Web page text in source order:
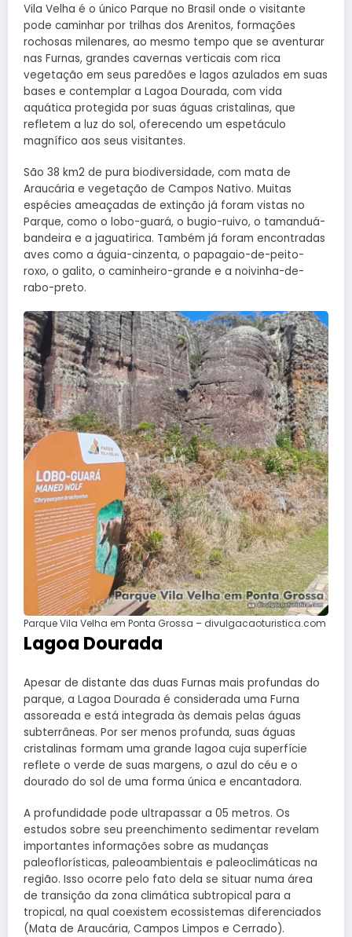
Vila Velha é o único Parque no Brasil onde o visitante
pode caminhar por trilhas dos Arenitos, formações
rochosas milenares, ao mesmo tempo que se aventurar
nas Furnas, grandes cavernas verticais com rica
vegetação em seus paredões e lagos azulados em suas
bases e contemplar a Lagoa Dourada, com vida
aquática protegida por suas águas cristalinas, que
refletem a luz do sol, oferecendo um espetáculo
magnífico aos seus visitantes.
São 38 km2 de pura biodiversidade, com mata de
Araucária e vegetação de Campos Nativo. Muitas
espécies ameaçadas de extinção já foram vistas no
Parque, como o lobo-guará, o bugio-ruivo, o tamanduá-
bandeira e a jaguatirica. Também já foram encontradas
aves como a águia-cinzenta, o papagaio-de-peito-
roxo, o galito, o caminheiro-grande e a noivinha-de-
rabo-preto.
Parque Vila Velha em Ponta Grossa – divulgacaoturistica.com
Lagoa Dourada
Apesar de distante das duas Furnas mais profundas do
parque, a Lagoa Dourada é considerada uma Furna
assoreada e está integrada às demais pelas águas
subterrâneas. Por ser menos profunda, suas águas
cristalinas formam uma grande lagoa cuja superfície
reflete o verde de suas margens, o azul do céu e o
dourado do sol de uma forma única e encantadora.
A profundidade pode ultrapassar a 05 metros. Os
estudos sobre seu preenchimento sedimentar revelam
importantes informações sobre as mudanças
paleoflorísticas, paleoambientais e paleoclimáticas na
região. Isso ocorre pelo fato dela se situar numa área
de transição da zona climática subtropical para a
tropical, na qual coexistem ecossistemas diferenciados
(Mata de Araucária, Campos Limpos e Cerrado).